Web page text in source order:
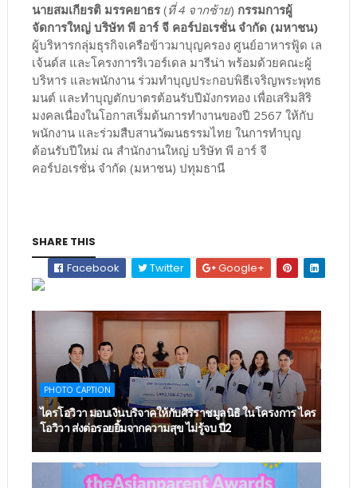
นายสมเกียรติ มรรคยาธร(ที่ 4 จากซ้าย) กรรมการผู้
จัดการใหญ่ บริษัท พี อาร์ จี คอร์ปอเรชั่น จำกัด (มหาชน)
ผู้บริหารกลุ่มธุรกิจเครือข้าวมาบุญครอง ศูนย์อาหารฟู้ด เล
เจ้นด์ส และโครงการริเวอร์เดล มารีน่า พร้อมด้วยคณะผู้
บริหาร และพนักงาน ร่วมทำบุญประกอบพิธีเจริญพระพุทธ
มนต์ และทำบุญตักบาตรต้อนรับปีมังกรทอง เพื่อเสริมสิริ
มงคลเนื่องในโอกาสเริ่มต้นการทำงานของปี 2567 ให้กับ
พนักงาน และร่วมสืบสานวัฒนธรรมไทย ในการทำบุญ
ต้อนรับปีใหม่ ณ สำนักงานใหญ่ บริษัท พี อาร์ จี
คอร์ปอเรชั่น จำกัด (มหาชน) ปทุมธานี
SHARE THIS
Facebook
Twitter Google+
PHOTO CAPTION
ไครโอวิวา มอบเงินบริจาคให้กับศิริราชมูลนิธิ ในโครงการ ไคร
โอวิวา ส่งต่อรอยยิ้มจากความสุข ไม่รู้จบ ปี2